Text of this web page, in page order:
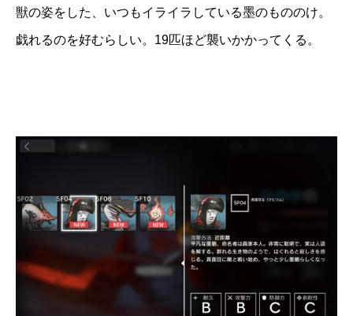
獣の姿をした、いつもイライラしている墨のもののけ。
戯れるのを好むらしい。19匹ほど襲いかかってくる。